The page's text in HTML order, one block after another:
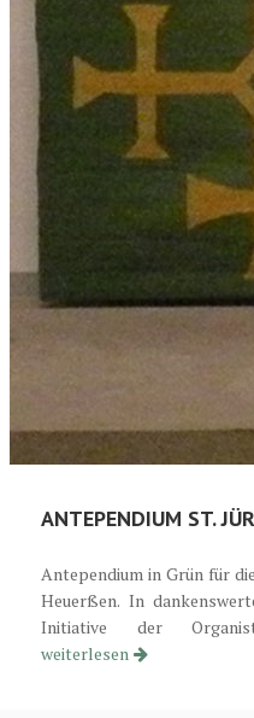
ANTEPENDIUM ST.
Antependium in Grün für
Heuerßen. In
Initiative der
Antependium St. Jürgen
weiterlesen